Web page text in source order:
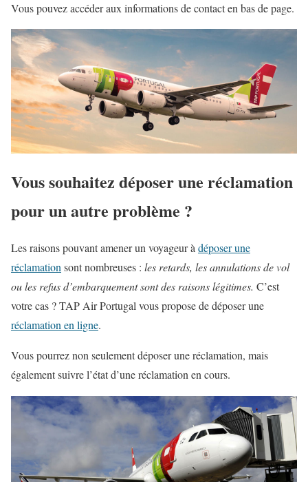
Vous pouvez accéder aux informations de contact en bas de page.
Vous souhaitez déposer une réclamation
pour un autre problème ?
Les raisons pouvant amener un voyageur àdéposer une
réclamationsont nombreuses : les retards, les annulations de vol
ou les refus d’embarquement sont des raisons légitimes. C’est
votre cas ? TAP Air Portugal vous propose de déposer une
réclamation en ligne.
Vous pourrez non seulement déposer une réclamation, mais
également suivre l’état d’une réclamation en cours.